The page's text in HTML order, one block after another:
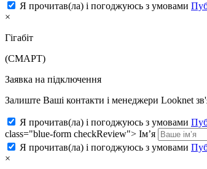
Я прочитав(ла) і погоджуюсь з умовами
×
Гігабіт
(СМАРТ)
Заявка на підключення
Залиште Ваші контакти і менеджери Looknet
Я прочитав(ла) і погоджуюсь з умовами
class="blue-form checkReview"> Ім’я
Я прочитав(ла) і погоджуюсь з умовами
×